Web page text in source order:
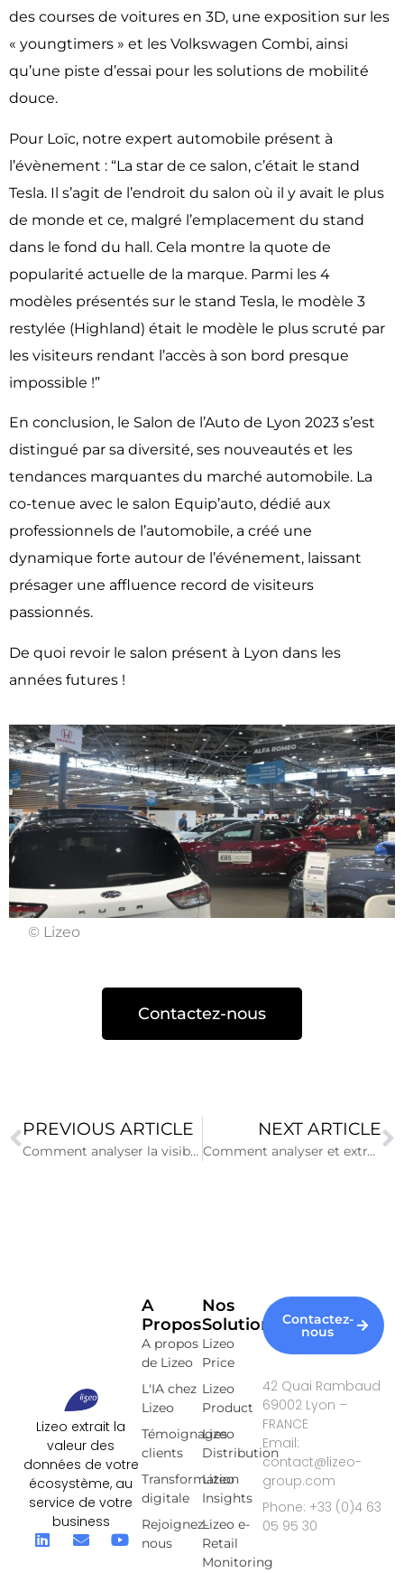
des courses de voitures en 3D, une exposition sur les
« youngtimers » et les Volkswagen Combi, ainsi
qu’une piste d’essai pour les solutions de mobilité
douce.
Pour Loïc, notre expert automobile présent à
l’évènement : “La star de ce salon, c’était le stand
Tesla. Il s’agit de l’endroit du salon où il y avait le plus
de monde et ce, malgré l’emplacement du stand
dans le fond du hall. Cela montre la quote de
popularité actuelle de la marque. Parmi les 4
modèles présentés sur le stand Tesla, le modèle 3
restylée (Highland) était le modèle le plus scruté par
les visiteurs rendant l’accès à son bord presque
impossible !”
En conclusion, le Salon de l’Auto de Lyon 2023 s’est
distingué par sa diversité, ses nouveautés et les
tendances marquantes du marché automobile. La
co-tenue avec le salon Equip’auto, dédié aux
professionnels de l’automobile, a créé une
dynamique forte autour de l’événement, laissant
présager une affluence record de visiteurs
passionnés.
De quoi revoir le salon présent à Lyon dans les
années futures !
© Lizeo
Contactez-nous
PREVIOUS ARTICLE
Comment analyser la visibilité de mes produits lubrifiants sur les sites de ventes en ligne?
NEXT ARTICLE
Comment analyser et extraire des enseignements des avis consommateurs ?
Lizeo extrait la
valeur des
données de votre
écosystème, au
service de votre
business
Nos
Solutions
Lizeo
Price
Lizeo
Product
Lizeo
Distribution
Lizeo
Insights
Lizeo e-
Retail
Monitoring
A
Propos
A propos
de Lizeo
L'IA chez
Lizeo
Témoignages
clients
Transformation
digitale
Rejoignez-
nous
Contactez-
nous
42 Quai Rambaud
69002 Lyon –
FRANCE
Email:
contact@lizeo-
group.com
Phone: +33 (0)4 63
05 95 30